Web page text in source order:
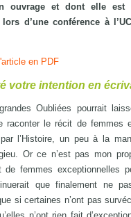
ouvrage et dont elle est
d’une conférence à
en PDF
votre intention en
Oubliées pourrait
raconter le récit de femmes
l’Histoire, un peu à la
Or ce n’est pas mon
de femmes exceptionnelles
que finalement ne
si certaines n’ont pas